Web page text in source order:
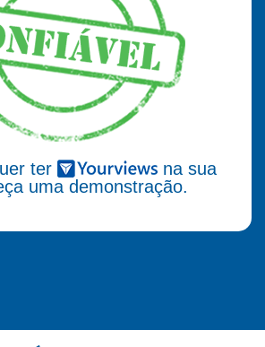
ter
na sua
uma demonstração.